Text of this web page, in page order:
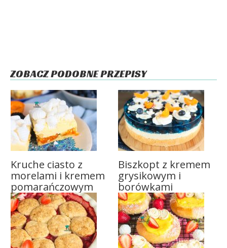
ZOBACZ PODOBNE PRZEPISY
Kruche ciasto z
morelami i kremem
pomarańczowym
Biszkopt z kremem
grysikowym i
borówkami